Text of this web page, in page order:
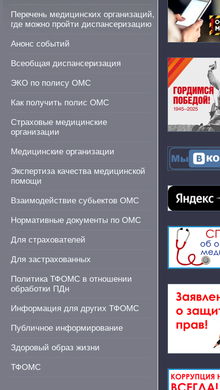
Перечень медицинских организаций,
где можно пройти диспансеризацию
Анонс событий
Всеобщая диспансеризация
ЭКО по полису ОМС
Как получить полис ОМС
Страховые медицинские
организации
Медицинские организации
Экспертиза качества медицинской
помощи
Взаимодействие субьектов ОМС
Нормативные документы по ОМС
Для страхователей
Для застрахованных
Политика ТФОМС в отношении
обработки ПДн
Информация для других ТФОМС
Публичное информирование
Здоровый образ жизни
ТФОМС